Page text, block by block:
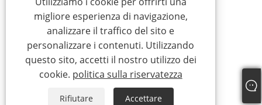
migliore esperienza di navigazione,
analizzare il traffico del sito e
personalizzare i contenuti. Utilizzando
questo sito, accetti il ​​nostro utilizzo dei
cookie. politica sulla riservatezza
Rifiutare Accettare